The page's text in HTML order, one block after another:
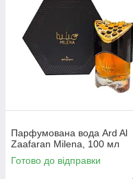
Парфумована вода Ard Al
Zaafaran Milena, 100 мл
Готово до відправки